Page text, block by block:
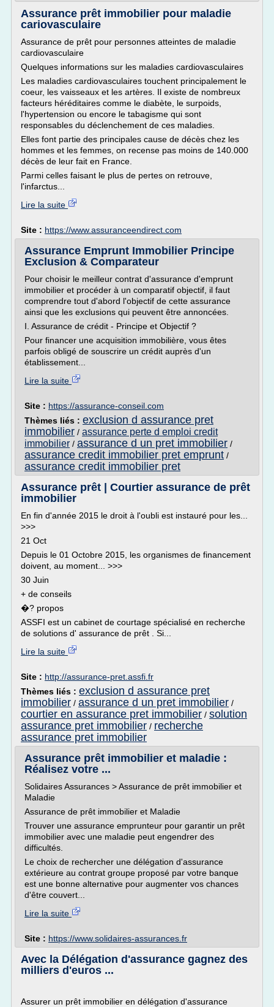
Assurance prêt immobilier pour maladie
cariovasculaire
Assurance de prêt pour personnes atteintes de maladie
cardiovasculaire
Quelques informations sur les maladies cardiovasculaires
Les maladies cardiovasculaires touchent principalement le
coeur, les vaisseaux et les artères. Il existe de nombreux
facteurs héréditaires comme le diabète, le surpoids,
l'hypertension ou encore le tabagisme qui sont
responsables du déclenchement de ces maladies.
Elles font partie des principales cause de décès chez les
hommes et les femmes, on recense pas moins de 140.000
décès de leur fait en France.
Parmi celles faisant le plus de pertes on retrouve,
l'infarctus...
Lire la suite
Site : https://www.assuranceendirect.com
Assurance Emprunt Immobilier Principe
Exclusion & Comparateur
Pour choisir le meilleur contrat d'assurance d'emprunt
immobilier et procéder à un comparatif objectif, il faut
comprendre tout d'abord l'objectif de cette assurance
ainsi que les exclusions qui peuvent être annoncées.
I. Assurance de crédit - Principe et Objectif ?
Pour financer une acquisition immobilière, vous êtes
parfois obligé de souscrire un crédit auprès d'un
établissement...
Lire la suite
Site : https://assurance-conseil.com
Thèmes liés : exclusion d assurance pret
immobilier / assurance perte d emploi credit
immobilier / assurance d un pret immobilier /
assurance credit immobilier pret emprunt /
assurance credit immobilier pret
Assurance prêt | Courtier assurance de prêt
immobilier
En fin d'année 2015 le droit à l'oubli est instauré pour les...
>>>
21 Oct
Depuis le 01 Octobre 2015, les organismes de financement
doivent, au moment... >>>
30 Juin
+ de conseils
�? propos
ASSFI est un cabinet de courtage spécialisé en recherche
de solutions d' assurance de prêt . Si...
Lire la suite
Site : http://assurance-pret.assfi.fr
Thèmes liés : exclusion d assurance pret
immobilier / assurance d un pret immobilier /
courtier en assurance pret immobilier / solution
assurance pret immobilier / recherche
assurance pret immobilier
Assurance prêt immobilier et maladie :
Réalisez votre ...
Solidaires Assurances > Assurance de prêt immobilier et
Maladie
Assurance de prêt immobilier et Maladie
Trouver une assurance emprunteur pour garantir un prêt
immobilier avec une maladie peut engendrer des
difficultés.
Le choix de rechercher une délégation d'assurance
extérieure au contrat groupe proposé par votre banque
est une bonne alternative pour augmenter vos chances
d'être couvert...
Lire la suite
Site : https://www.solidaires-assurances.fr
Avec la Délégation d'assurance gagnez des
milliers d'euros ...
Assurer un prêt immobilier en délégation d'assurance